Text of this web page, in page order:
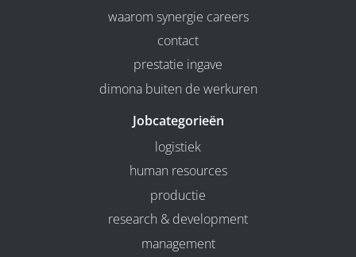
waarom synergie careers
contact
prestatie ingave
dimona buiten de werkuren
Jobcategorieën
logistiek
human resources
productie
research & development
management